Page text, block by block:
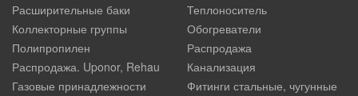
Расширительные баки
Теплоноситель
Коллекторные группы
Обогреватели
Полипропилен
Распродажа
Распродажа. Uponor, Rehau
Канализация
Газовые принадлежности
Фитинги стальные, чугунные